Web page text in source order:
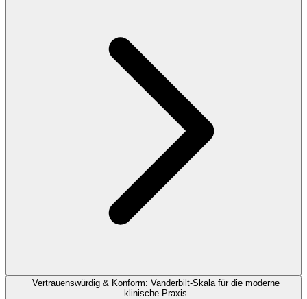
Vertrauenswürdig & Konform: Vanderbilt-Skala für die moderne
klinische Praxis